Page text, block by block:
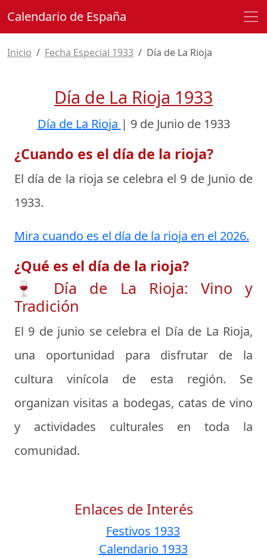
Calendario de España
Inicio Fecha Especial 1933 Día de La Rioja
Día de La Rioja 1933
Día de La Rioja | 9 de Junio de 1933
¿Cuando es el día de la rioja?
El día de la rioja se celebra el 9 de Junio de
1933.
Mira cuando es el día de la rioja en el 2026.
¿Qué es el día de la rioja?
🍷 Día de La Rioja: Vino y
Tradición
El 9 de junio se celebra el Día de La Rioja,
una oportunidad para disfrutar de la
cultura vinícola de esta región. Se
organizan visitas a bodegas, catas de vino
y actividades culturales en toda la
comunidad.
Enlaces de Interés
Festivos 1933
Calendario 1933